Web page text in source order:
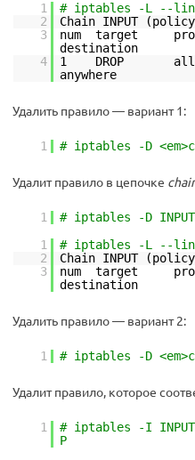
1
# iptables -L --
2
Chain INPUT (policy
3
num target
destination
4
1 DROP all
anywhere
Удалить правило — вариант 1:
1 # iptables -D
Удалит правило в цепочке
1
# iptables -D
1
# iptables -L --
2
Chain INPUT (policy
3
num target
destination
Удалить правило — вариант 2:
1 # iptables -D
Удалит правило, которое
1
# iptables -I
P